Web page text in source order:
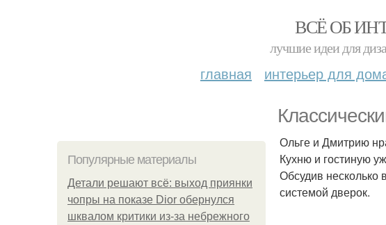
ВСЁ ОБ
лучшие идеи для
главная интерьер для
Популярные материалы
Детали решают всё: выход приянки
чопры на показе Dior обернулся
шквалом критики из-за небрежного
Ольге и Дмитрию
Кухню и гостиную
Обсудив несколько
системой дверок.